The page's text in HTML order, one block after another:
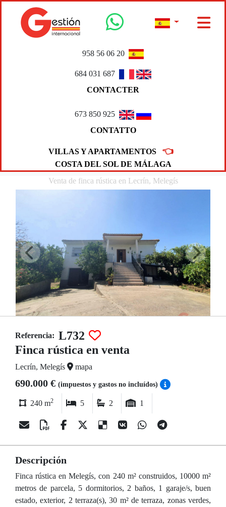
958 56 06 20
684 031 687
CONTACTER
673 850 925
CONTATTO
VILLAS Y APARTAMENTOS 👈
COSTA DEL SOL DE MÁLAGA
Venta de finca rústica en Lecrín, Melegís
Referencia: L732
Finca rústica en venta
Lecrín, Melegís mapa
690.000 € (impuestos y gastos no incluídos)
240 m2 5 2 1
Descripción
Finca rústica en Melegís, con 240 m² construidos, 10000 m²
metros de parcela, 5 dormitorios, 2 baños, 1 garaje/s, buen
estado, exterior, 2 terraza(s), 30 m² de terraza, zonas verdes,